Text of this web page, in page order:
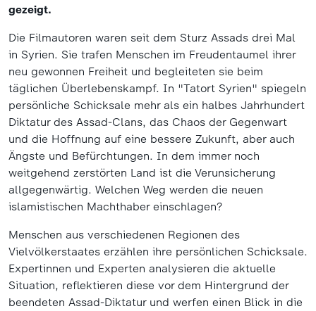
gezeigt.
Die Filmautoren waren seit dem Sturz Assads drei Mal
in Syrien. Sie trafen Menschen im Freudentaumel ihrer
neu gewonnen Freiheit und begleiteten sie beim
täglichen Überlebenskampf. In "Tatort Syrien" spiegeln
persönliche Schicksale mehr als ein halbes Jahrhundert
Diktatur des Assad-Clans, das Chaos der Gegenwart
und die Hoffnung auf eine bessere Zukunft, aber auch
Ängste und Befürchtungen. In dem immer noch
weitgehend zerstörten Land ist die Verunsicherung
allgegenwärtig. Welchen Weg werden die neuen
islamistischen Machthaber einschlagen?
Menschen aus verschiedenen Regionen des
Vielvölkerstaates erzählen ihre persönlichen Schicksale.
Expertinnen und Experten analysieren die aktuelle
Situation, reflektieren diese vor dem Hintergrund der
beendeten Assad-Diktatur und werfen einen Blick in die